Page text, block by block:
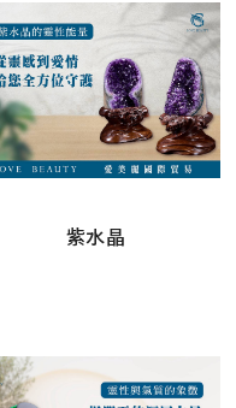
紫水晶